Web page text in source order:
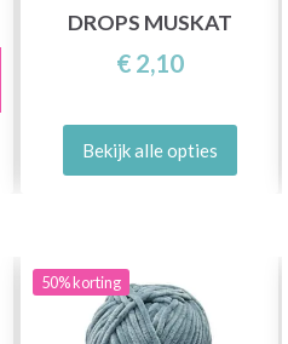
DROPS MUSKAT
€ 2,10
Bekijk alle opties
50%korting